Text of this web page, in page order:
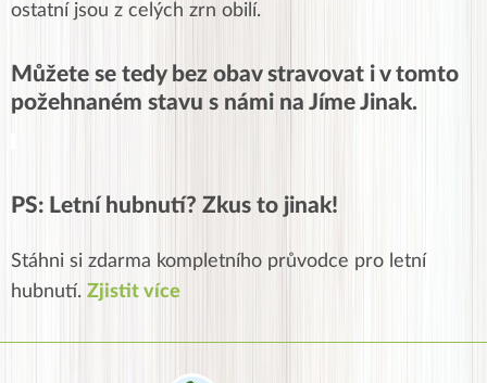
ostatní jsou z celých zrn obilí.
Můžete se tedy bez obav stravovat i v tomto
požehnaném stavu s námi na Jíme Jinak.
PS: Letní hubnutí? Zkus to jinak!
Stáhni si zdarma kompletního průvodce pro letní
hubnutí. Zjistit více